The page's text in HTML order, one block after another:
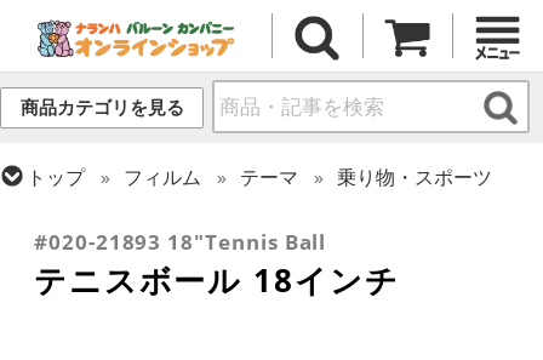
商品カテゴリを見る
トップ フィルム テーマ
乗り物・スポーツ
ひなまつり・こどもの日
#020-21893 18"Tennis Ball
テニスボール 18インチ